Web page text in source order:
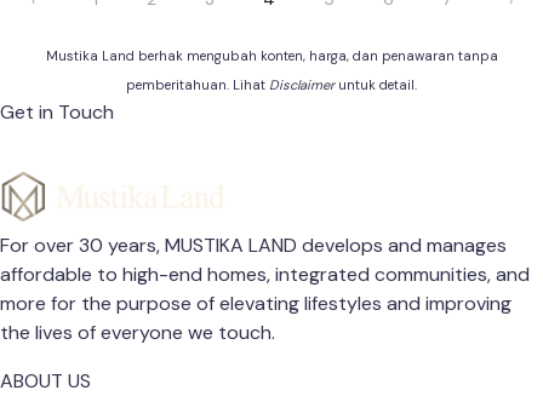
Mustika Land berhak mengubah konten, harga, dan penawaran tanpa
pemberitahuan. Lihat Disclaimeruntuk detail.
Get in Touch
For over 30 years, MUSTIKA LAND develops and manages
affordable to high-end homes, integrated communities, and
more for the purpose of elevating lifestyles and improving
the lives of everyone we touch.
ABOUT US